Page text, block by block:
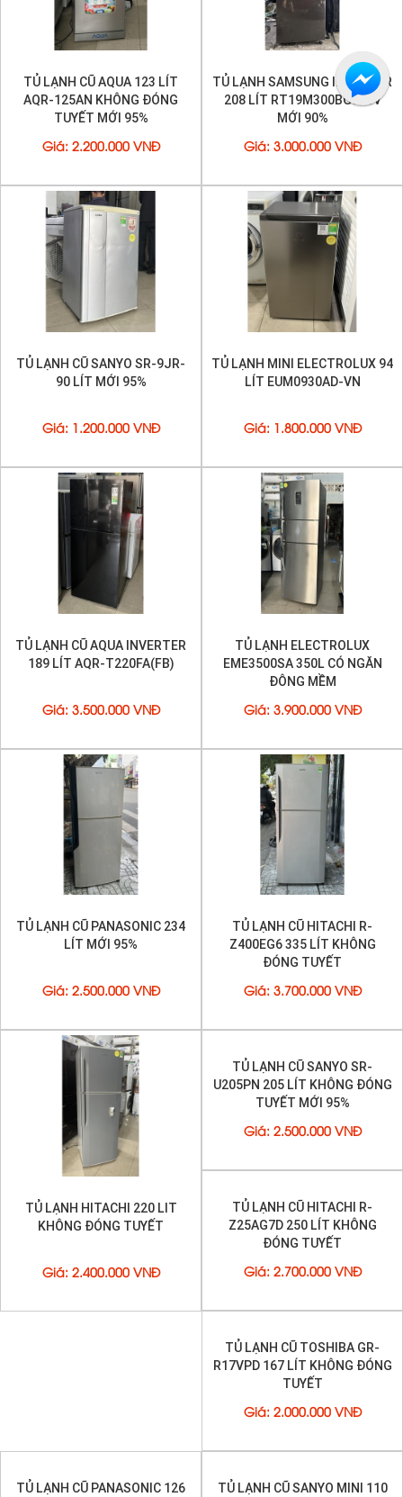
TỦ LẠNH CŨ AQUA 123 LÍT
AQR-125AN KHÔNG ĐÓNG
TUYẾT MỚI 95%
Giá : 2.200.000 VNĐ
TỦ LẠNH SAMSUNG INVERTER
208 LÍT RT19M300BGS/SV
MỚI 90%
Giá : 3.000.000 VNĐ
TỦ LẠNH CŨ SANYO SR-9JR-
90 LÍT MỚI 95%
Giá: 1.200.000 VNĐ
TỦ LẠNH MINI ELECTROLUX 94
LÍT EUM0930AD-VN
Giá: 1.800.000 VNĐ
TỦ LẠNH CŨ AQUA INVERTER
189 LÍT AQR-T220FA(FB)
Giá: 3.500.000 VNĐ
TỦ LẠNH ELECTROLUX
EME3500SA 350L CÓ NGĂN
ĐÔNG MỀM
Giá: 3.900.000 VNĐ
TỦ LẠNH CŨ PANASONIC 234
LÍT MỚI 95%
Giá : 2.500.000 VNĐ
TỦ LẠNH CŨ HITACHI R-
Z400EG6 335 LÍT KHÔNG
ĐÓNG TUYẾT
Giá : 3.700.000 VNĐ
TỦ LẠNH HITACHI 220 LIT
KHÔNG ĐÓNG TUYẾT
Giá : 2.400.000 VNĐ
TỦ LẠNH CŨ SANYO SR-
U205PN 205 LÍT KHÔNG ĐÓNG
TUYẾT MỚI 95%
Giá: 2.500.000 VNĐ
TỦ LẠNH CŨ HITACHI R- TỦ LẠNH CŨ TOSHIBA GR-